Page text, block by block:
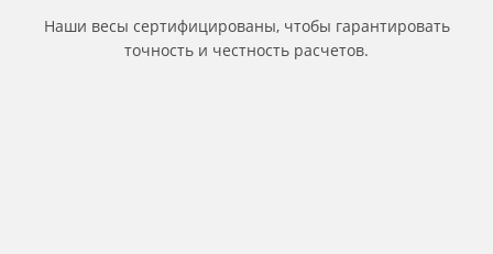
Наши весы сертифицированы, чтобы гарантировать
точность и честность расчетов.